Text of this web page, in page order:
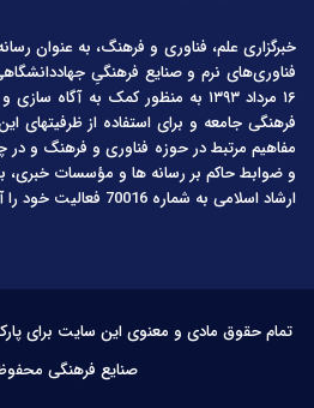
خبرگزاری علم، فناوری و فرهنگ، به عنوان
فناوری‌های نرم و صنایع فرهنگیِ
۱۶ مرداد ۱۳۹۳ به منظور کمک به
فرهنگی جامعه و برای استفاده از ظرفیتهای
مفاهیم مرتبط در حوزه فناوری و فرهنگ و
و ضوابط حاکم بر رسانه ها و مؤسسات خبری،
ارشاد اسلامی به شماره 70016 فعالیت خود را آغاز کرده است.
تمام حقوق مادی و معنوی این سایت برای
صنایع فرهنگی